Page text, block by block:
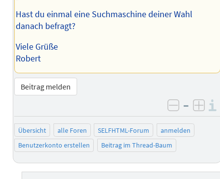
Hast du einmal eine Suchmaschine deiner Wahl
danach befragt?
Viele Grüße
Robert
Beitrag melden
negativ
–
Übersicht alle Foren SELFHTML-Forum
anmelden
Benutzerkonto erstellen
Beitrag im Thread-Baum